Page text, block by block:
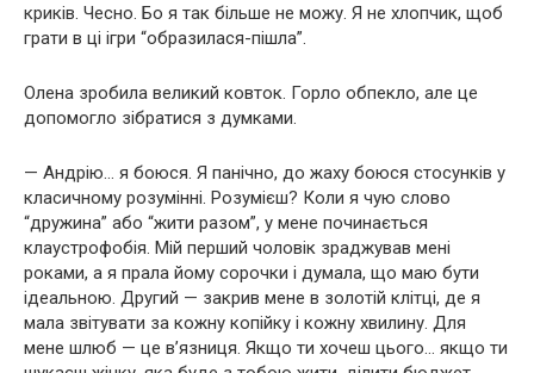
криків. Чесно. Бо я так більше не можу. Я не хлопчик, щоб
грати в ці ігри “образилася-пішла”.
Олена зробила великий ковток. Горло обпекло, але це
допомогло зібратися з думками.
— Андрію… я боюся. Я панічно, до жаху боюся стосунків у
класичному розумінні. Розумієш? Коли я чую слово
“дружина” або “жити разом”, у мене починається
клаустрофобія. Мій перший чоловік зраджував мені
роками, а я прала йому сорочки і думала, що маю бути
ідеальною. Другий — закрив мене в золотій клітці, де я
мала звітувати за кожну копійку і кожну хвилину. Для
мене шлюб — це в’язниця. Якщо ти хочеш цього… якщо ти